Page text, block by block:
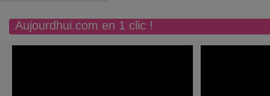
Aujourdhui.com en 1 clic !